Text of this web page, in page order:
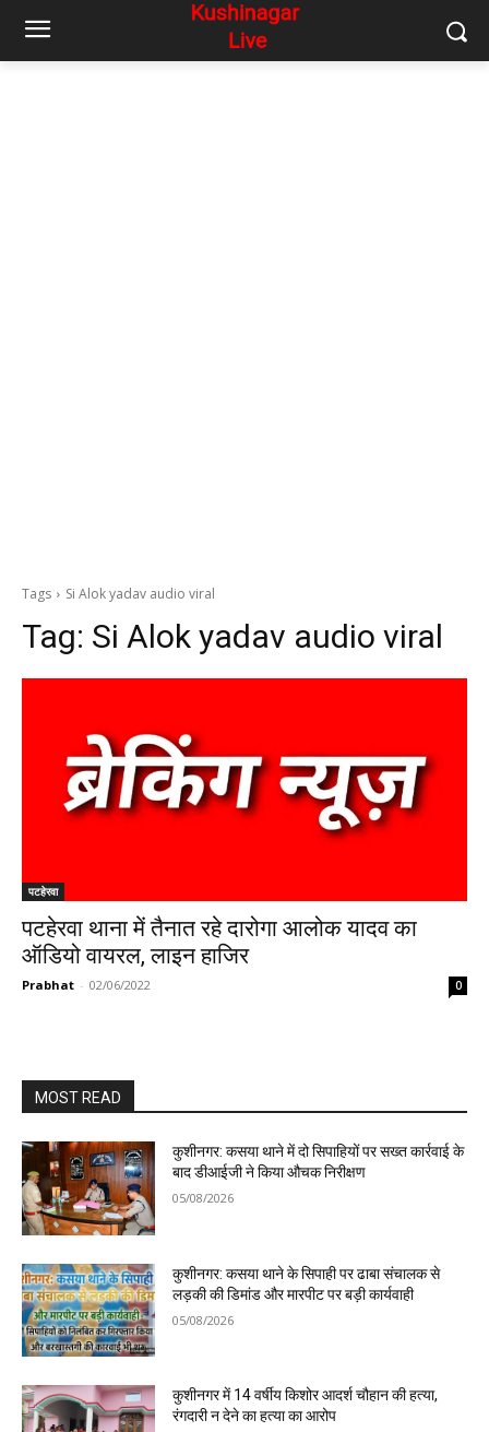
Tags Si Alok yadav audio viral
Tag: Si Alok yadav audio viral
पटहेरवा
पटहेरवा थाना में तैनात रहे दारोगा आलोक यादव का
ऑडियो वायरल, लाइन हाजिर
Prabhat - 02/06/2022 0
MOST READ
कुशीनगर: कसया थाने में दो सिपाहियों पर सख्त कार्रवाई के
बाद डीआईजी ने किया औचक निरीक्षण
05/08/2026
कुशीनगर: कसया थाने के सिपाही पर ढाबा संचालक से
लड़की की डिमांड और मारपीट पर बड़ी कार्यवाही
05/08/2026
कुशीनगर में 14 वर्षीय किशोर आदर्श चौहान की हत्या,
रंगदारी न देने का हत्या का आरोप